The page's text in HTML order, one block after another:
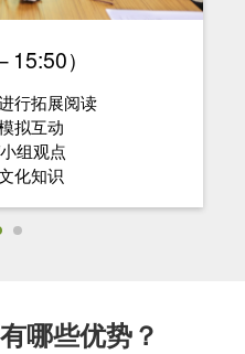
15:50）
行拓展阅读
拟互动
组观点
化知识
哪些优势？